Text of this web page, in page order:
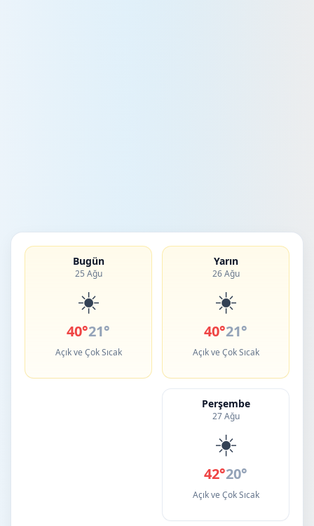
Bugün
25 Ağu
☀️
40°21°
Açık ve Çok Sıcak
Yarın
26 Ağu
☀️
40°21°
Açık ve Çok Sıcak
Perşembe
27 Ağu
☀️
42°20°
Açık ve Çok Sıcak